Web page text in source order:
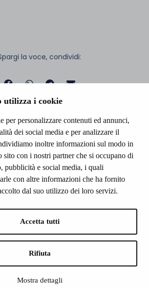
utilizza i cookie
per personalizzare contenuti ed annunci,
dei social media e per analizzare il
inoltre informazioni sul modo in
con i nostri partner che si occupano di
pubblicità e social media, i quali
con altre informazioni che ha fornito
dal suo utilizzo dei loro servizi.
Accetta tutti
Rifiuta
Mostra dettagli
la voce, condividi:
SNEF SSD a.r.l.
P.Iva 02996870131
info.erba@snef.it
Privacy e Cookie
E Di Controllo Dell’ Attività Sportiva